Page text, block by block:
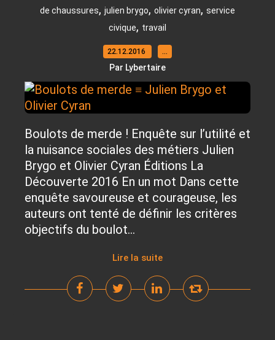
de chaussures, julien brygo, olivier cyran, service
civique, travail
22.12.2016 …
Par Lybertaire
Boulots de merde ! Enquête sur l’utilité et
la nuisance sociales des métiers Julien
Brygo et Olivier Cyran Éditions La
Découverte 2016 En un mot Dans cette
enquête savoureuse et courageuse, les
auteurs ont tenté de définir les critères
objectifs du boulot...
Lire la suite